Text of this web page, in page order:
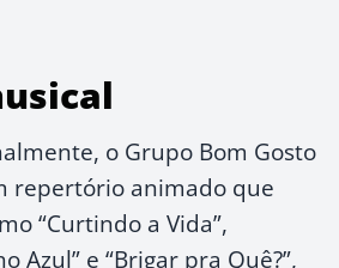
o Grupo Bom Gosto
repertório animado que
“Curtindo a Vida”,
Azul” e “Brigar pra Quê?”,